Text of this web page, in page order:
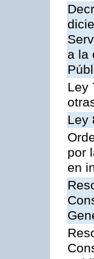
a la
Ley
Ley
por
en